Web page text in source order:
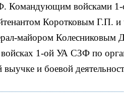
Командующим войсками 1-
Коротковым Г.П.
майором Колесниковым
1-ой УА СЗФ по
выучке и боевой